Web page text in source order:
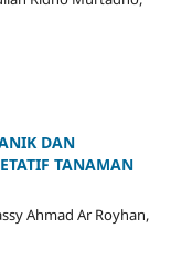
DAN
TANAMAN
Ahmad Ar Royhan,